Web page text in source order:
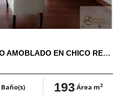
ARRIENDO APARTAMENTO AMOBLADO EN CHICO RESERVADO
Baño(s) 193 Área m2